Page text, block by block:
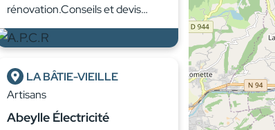
rénovation.Conseils et devis…
LA BÂTIE-VIEILLE
Artisans
Abeylle Électricité